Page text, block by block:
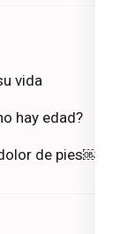
vida
hay edad?
de pies￼